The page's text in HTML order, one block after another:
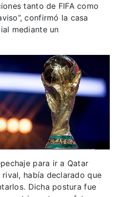
tanto de FIFA como
confirmó la casa
mediante un
para ir a Qatar
había declarado que
Dicha postura fue